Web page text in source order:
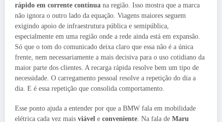
rápido em corrente contínua na região. Isso mostra que a marca
não ignora o outro lado da equação. Viagens maiores seguem
exigindo apoio de infraestrutura pública e semipública,
especialmente em uma região onde a rede ainda está em expansão.
Só que o tom do comunicado deixa claro que essa não é a única
frente, nem necessariamente a mais decisiva para o uso cotidiano da
maior parte dos clientes. A recarga rápida resolve bem um tipo de
necessidade. O carregamento pessoal resolve a repetição do dia a
dia. E é essa repetição que consolida comportamento.
Esse ponto ajuda a entender por que a BMW fala em mobilidade
elétrica cada vez mais viável e conveniente . Na fala de Maru